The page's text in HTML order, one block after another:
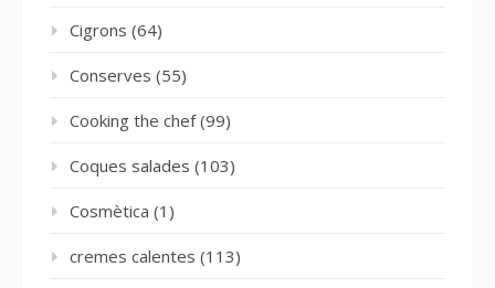
Cigrons (64)
Conserves (55)
Cooking the chef(99)
Coques salades (103)
Cosmètica (1)
cremes calentes (113)